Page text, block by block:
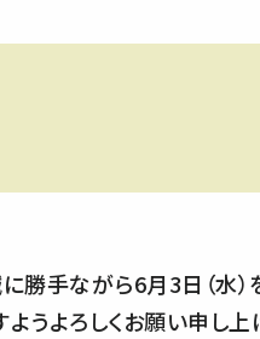
手ながら6月3日（水）
うよろしくお願い申し上